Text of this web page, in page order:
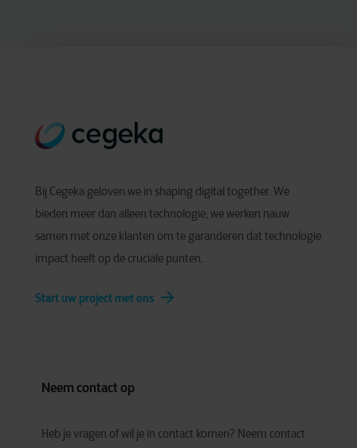
Bij Cegeka geloven we in shaping digital together. We
bieden meer dan alleen technologie; we werken nauw
samen met onze klanten om te garanderen dat technologie
impact heeft op de cruciale punten.
Start uw project met ons
Neem contact op
Heb je vragen of wil je in contact komen? Neem contact